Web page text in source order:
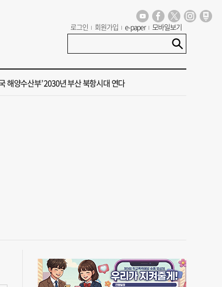
로그인 회원가입 e-paper 모바일보기
부산 최초 기초생활수급자 ‘이사비· 생필품비’ 지원
해양수산부’ 2030년 부산 북항시대 연다
엄마 찔렀어요" 말다툼하다 母 살해한 10대 아들, 법원 출석